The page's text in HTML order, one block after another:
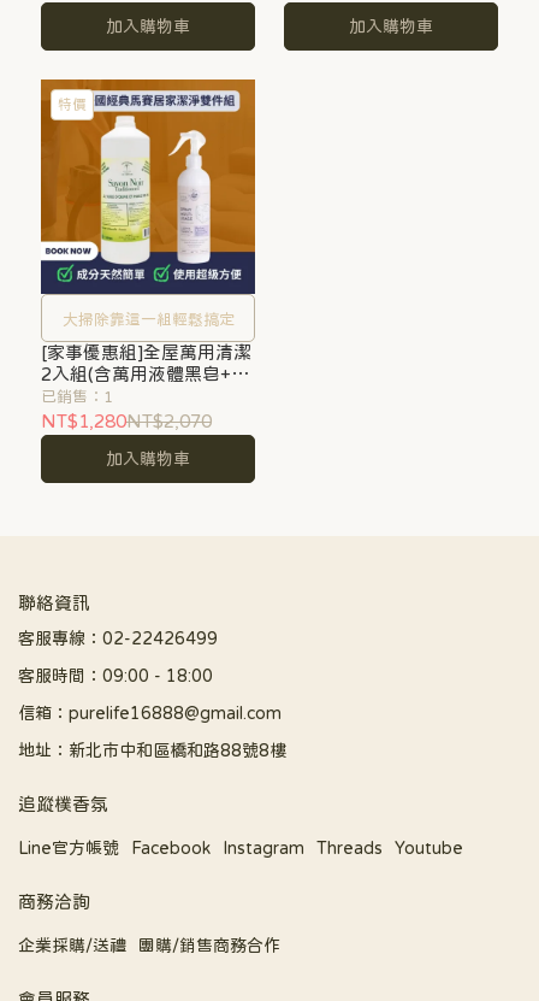
加入購物車 加入購物車
特價
大掃除靠這一組輕鬆搞定
[家事優惠組]全屋萬用清潔
2入組(含萬用液體黑皂+萬
用潔淨噴霧)
已銷售：1
NT$1,280NT$2,070
加入購物車
聯絡資訊
客服專線：02-22426499
客服時間：09:00 - 18:00
信箱：purelife16888@gmail.com
地址：新北市中和區橋和路88號8樓
追蹤樸香氛
Line官方帳號 Facebook Instagram Threads Youtube
商務洽詢
企業採購/送禮 團購/銷售商務合作